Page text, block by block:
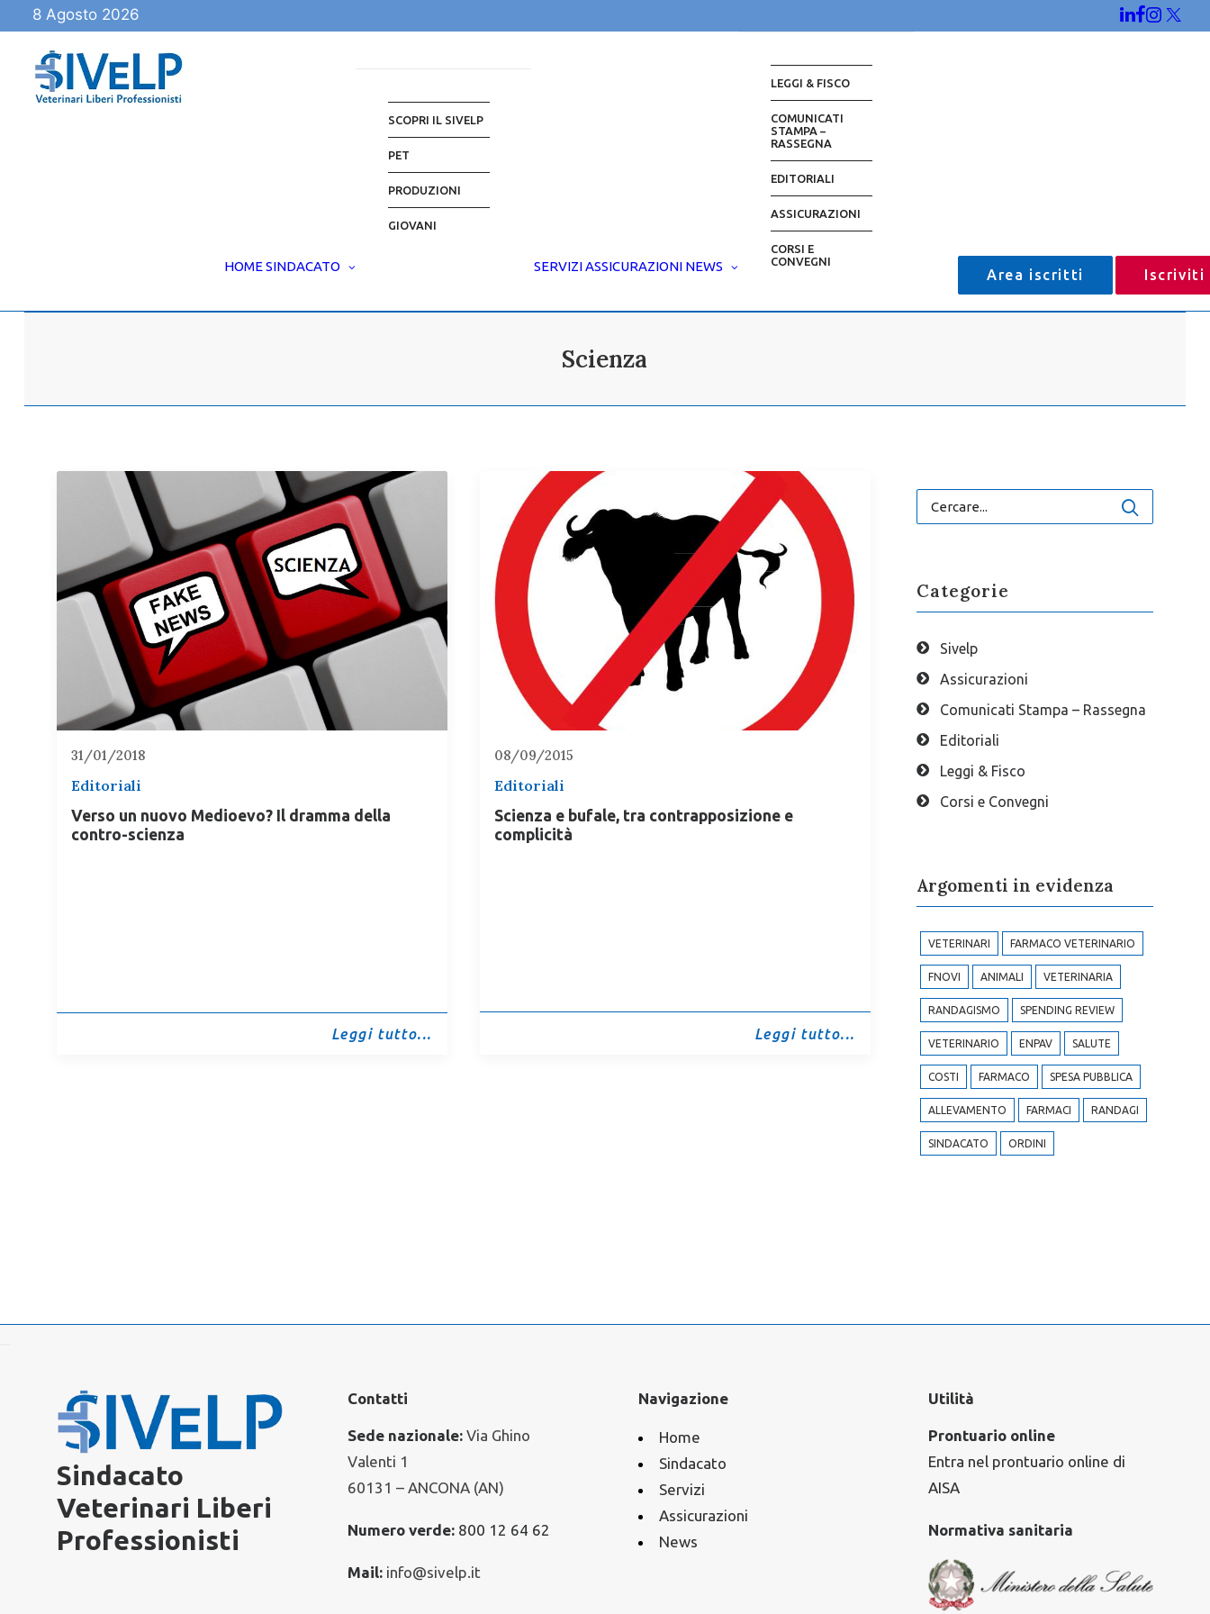
8 Agosto 2026
HOMESINDACATO
SCOPRI IL SIVELP
PET
PRODUZIONI
GIOVANI
SERVIZIASSICURAZIONI NEWS
LEGGI & FISCO
COMUNICATI
STAMPA –
RASSEGNA
EDITORIALI
ASSICURAZIONI
CORSI E
CONVEGNI
Area iscritti Iscriviti
Scienza
31/01/2018
Editoriali
Verso un nuovo Medioevo? Il dramma della
contro-scienza
Leggi tutto...
08/09/2015
Editoriali
Scienza e bufale, tra contrapposizione e
complicità
Leggi tutto...
Categorie
Sivelp
Assicurazioni
Comunicati Stampa – Rassegna
Editoriali
Leggi & Fisco
Corsi e Convegni
Argomenti in evidenza
VETERINARI FARMACO VETERINARIO
FNOVI ANIMALI VETERINARIA
RANDAGISMO SPENDING REVIEW
VETERINARIO ENPAV SALUTE
COSTI FARMACO SPESA PUBBLICA
ALLEVAMENTO FARMACI RANDAGI
SINDACATO ORDINI
Sindacato
Veterinari Liberi
Professionisti
Contatti
Sede nazionale:Via Ghino
Valenti 1
60131 – ANCONA (AN)
Numero verde: 800 12 64 62
Mail:info@sivelp.it
Navigazione
Home
Sindacato
Servizi
Assicurazioni
News
Utilità
Prontuario online
Entra nel prontuario online di
AISA
Normativa sanitaria